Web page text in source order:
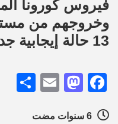
وخروجهم من
13 حالة إيجابية جديدة
Facebook
Email